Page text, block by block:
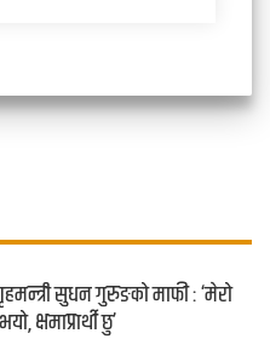
गृहमन्त्री सुधन गुरुङको माफी : ‘मेरो
क्षमाप्रार्थी छु’